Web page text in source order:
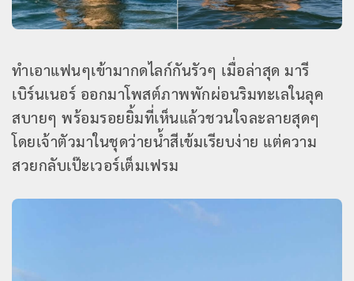
ทำเอาแฟนๆเข้ามากดไลก์กันรัวๆ เมื่อล่าสุด มารี
เบิร์นเนอร์ ออกมาโพสต์ภาพพักผ่อนริมทะเลในลุค
สบายๆ พร้อมรอยยิ้มที่เห็นแล้วชวนใจละลายสุดๆ
โดยเจ้าตัวมาในชุดว่ายน้ำสีเข้มเรียบง่าย แต่ความ
สวยกลับเป๊ะเวอร์เต็มเฟรม